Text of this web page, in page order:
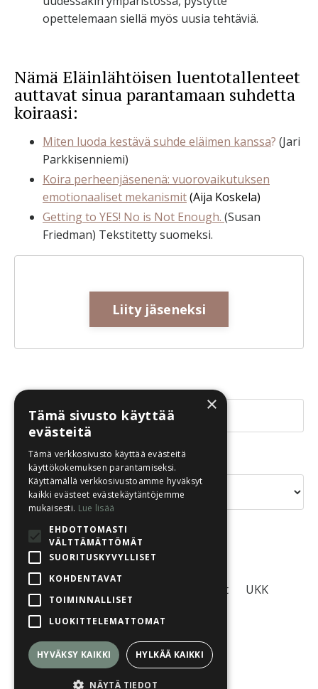
opettelemaan siellä myös uusia tehtäviä.
Nämä Eläinlähtöisen luentotallenteet
auttavat sinua parantamaan suhdetta
koiraasi:
Miten luoda kestävä suhde eläimen kanssa? (Jari
Parkkisenniemi)
Koira perheenjäsenenä: vuorovaikutuksen
emotionaaliset mekanismit​(Aija Koskela)
Getting to YES! No is Not Enough. (Susan
Friedman) Tekstitetty suomeksi.
Liity jäseneksi
Aiheet
Käyttöehdot UKK
© 2026 Eläinlähtöinen Oy
×
Tämä sivusto käyttää
evästeitä
Tämä verkkosivusto käyttää evästeitä
käyttökokemuksen parantamiseksi.
Käyttämällä verkkosivustoamme hyväksyt
kaikki evästeet evästekäytäntöjemme
mukaisesti. Lue lisää
EHDOTTOMASTI
VÄLTTÄMÄTTÖMÄT
SUORITUSKYVYLLISET
KOHDENTAVAT
TOIMINNALLISET
LUOKITTELEMATTOMAT
HYVÄKSY KAIKKI HYLKÄÄ KAIKKI
NÄYTÄ TIEDOT